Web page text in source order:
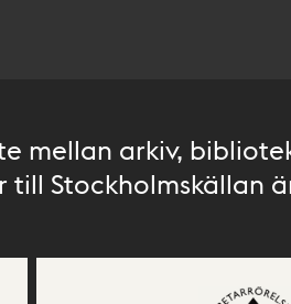
mellan arkiv,
Stockholmskällan